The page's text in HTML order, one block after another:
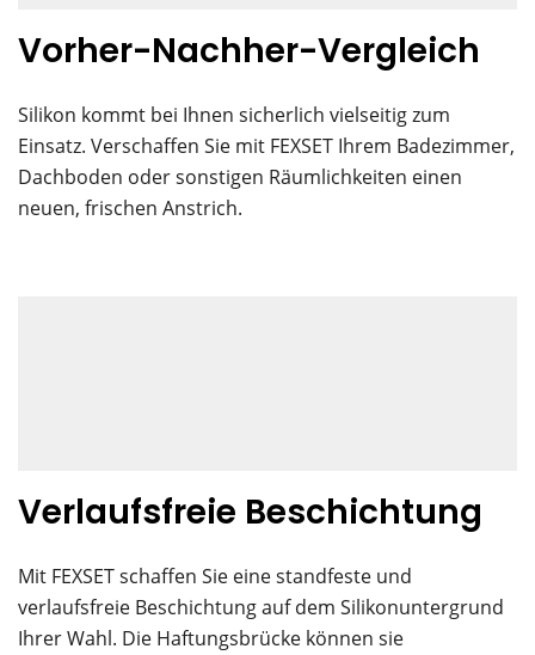
Vorher-Nachher-Vergleich
Silikon kommt bei Ihnen sicherlich vielseitig zum
Einsatz. Verschaffen Sie mit FEXSET Ihrem Badezimmer,
Dachboden oder sonstigen Räumlichkeiten einen
neuen, frischen Anstrich.
Verlaufsfreie Beschichtung
Mit FEXSET schaffen Sie eine standfeste und
verlaufsfreie Beschichtung auf dem Silikonuntergrund
Ihrer Wahl. Die Haftungsbrücke können sie